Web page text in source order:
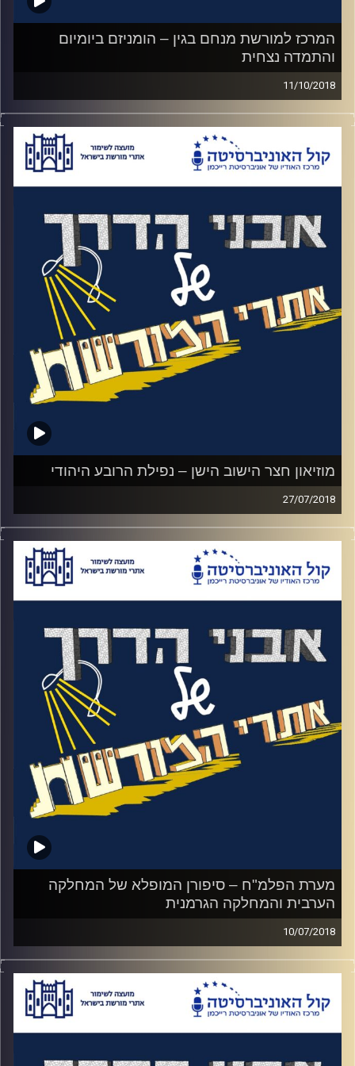
קרדיט תמונות:המועצה לשימור אתרים
המרכז למורשת מנחם בגין – הומניזם ביומיום
והתמדה נצחית
11/10/2018
איזה אופי צריך כדי לשרוד 29 שנים באופוזיציה
ולאחר מכן לזכות בבחירות? למה לקח לבגין כל
כך הרבה זמן להגיע משערי הכנסת לכנסת ואיך
בן אדם שלאורך כל הדרך הפוליטית שלו דבק
הסכם שלום עם מצרים?
האזינו לאורי טולידאנו מראיין את הרצי מקוב,
מנהל המרכז למורשת מנחם בגין על חשיבה
בגיניסטית ואיך היא התפתחה
המועצה לשימור אתרים
מוזיאון חצר הישוב הישן – נפילת הרובע היהודי
27/07/2018
בשביל מי שלא גר בירושלים וחווה את העיר
שעדיין מחולקת באיזשהו מקום, המחשבה
שהעיר העתיקה הייתה תחת כיבוש ירדני בין 48
ל67 היא מחשבה מאוד לא יומיומית ולא כל כך
עוד מחשבה כזו היא העובדה שאזרחים ומגינים
נלקחו בשבי הירדני למשך תשעה חודשים.
האזינו לאורי טולידאנו מראיין את אורה פיקל
צברי, האוצרת הראשית של המוזיאון
המועצה לשימור אתרים
מערת הפלמ"ח – סיפורן המופלא של המחלקה
הערבית והמחלקה הגרמנית
10/07/2018
פרק נוסף על הפלמ"ח. סיפורה של המחלקה
הערבית ששלחה סוכנים לביצוע פעולות חבלה
במדינות ערב לפני הקמת המדינה, אחד
מהסיפורים יוצאי הדופן הוא סיפורו של גמליאל